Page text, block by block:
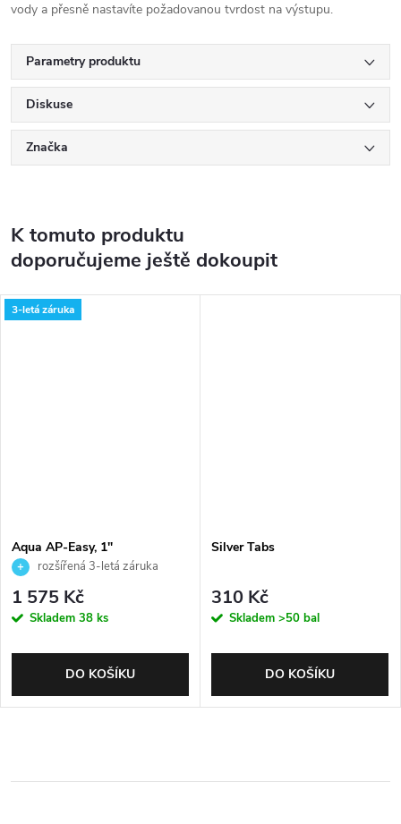
vody a přesně nastavíte požadovanou tvrdost na výstupu.
Parametry produktu
Diskuse
Značka
K tomuto produktu
doporučujeme ještě dokoupit
3-letá záruka
Aqua AP-Easy, 1"
rozšířená 3-letá záruka
1 575 Kč
Skladem 38 ks
DO KOŠÍKU
Silver Tabs
310 Kč
Skladem >50 bal
DO KOŠÍKU